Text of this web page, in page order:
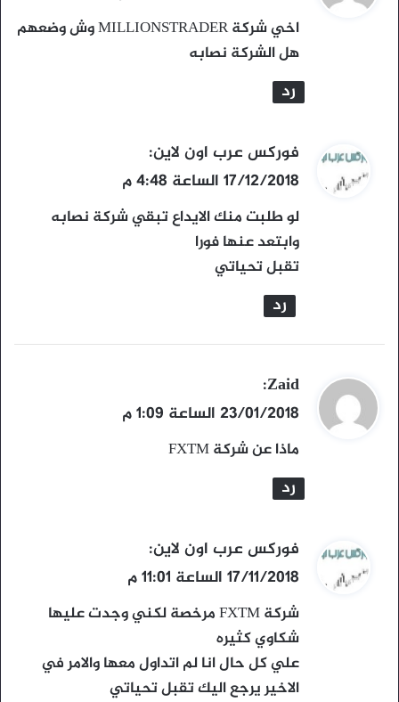
و
ل
اخي شركة MILLIONSTRADER وش وضعهم
هل الشركة نصابه
رد
ي
ق
و
ل
فوركس عرب اون لاين:
17/12/2018 الساعة 4:48 م
لو طلبت منك الايداع تبقي شركة نصابه
وابتعد عنها فورا
تقبل تحياتي
رد
ي
ق
و
ل
Zaid
:
23/01/2018 الساعة 1:09 م
ماذا عن شركة FXTM
رد
ي
ق
و
ل
فوركس عرب اون لاين:
17/11/2018 الساعة 11:01 م
شركة FXTM مرخصة لكني وجدت عليها
شكاوي كثيره
علي كل حال انا لم اتداول معها والامر في
الاخير يرجع اليك تقبل تحياتي